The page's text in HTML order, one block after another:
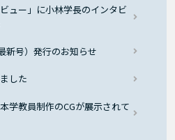
ュー」に小林学長のインタビ
新号）発行のお知らせ
した
学教員制作のCGが展示されて